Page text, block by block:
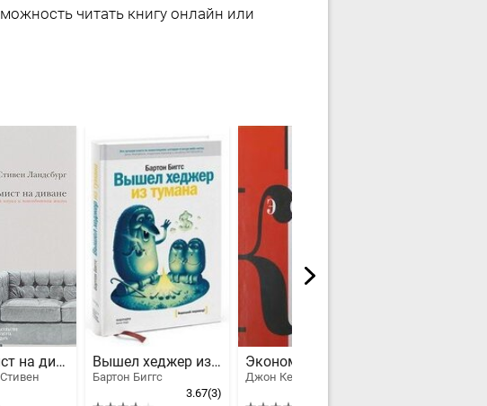
читать книгу онлайн или
Экономист на диване. Экономическая наука и повседневная жизнь Вышел хеджер из тумана
Бартон Биггс
3.67(3)
Джон Кеннет Гэлбрейт